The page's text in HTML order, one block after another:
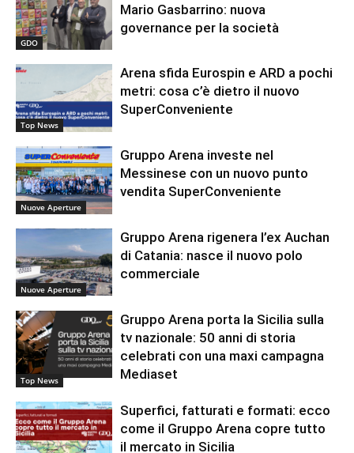
GDO
Mario Gasbarrino: nuova
governance per la società
Top News
Arena sfida Eurospin e ARD a pochi
metri: cosa c’è dietro il nuovo
SuperConveniente
Nuove Aperture
Gruppo Arena investe nel
Messinese con un nuovo punto
vendita SuperConveniente
Nuove Aperture
Gruppo Arena rigenera l’ex Auchan
di Catania: nasce il nuovo polo
commerciale
Top News
Gruppo Arena porta la Sicilia sulla
tv nazionale: 50 anni di storia
celebrati con una maxi campagna
Mediaset
Superfici, fatturati e formati: ecco
come il Gruppo Arena copre tutto
il mercato in Sicilia